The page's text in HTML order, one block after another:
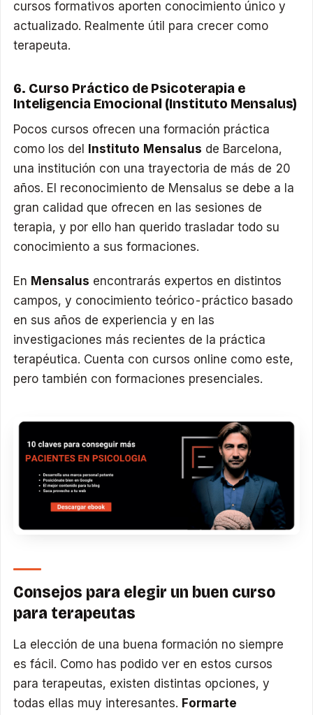
cursos formativos aporten conocimiento único y
actualizado. Realmente útil para crecer como
terapeuta.
6. Curso Práctico de Psicoterapia e
Inteligencia Emocional (Instituto Mensalus)
Pocos cursos ofrecen una formación práctica
como los del
Instituto Mensalus de Barcelona,
una institución con una trayectoria de más de 20
años. El reconocimiento de Mensalus se debe a la
gran calidad que ofrecen en las sesiones de
terapia, y por ello han querido trasladar todo su
conocimiento a sus formaciones.
En Mensalus encontrarás expertos en distintos
campos, y conocimiento teórico-práctico basado
en sus años de experiencia y en las
investigaciones más recientes de la práctica
terapéutica. Cuenta con cursos online como este,
pero también con formaciones presenciales.
Consejos para elegir un buen curso
para terapeutas
La elección de una buena formación no siempre
es fácil. Como has podido ver en estos cursos
para terapeutas, existen distintas opciones, y
todas ellas muy interesantes. Formarte